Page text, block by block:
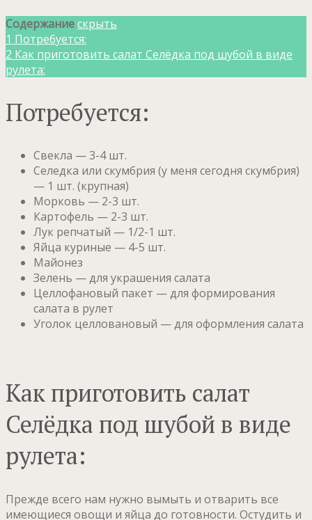
Содержаниескрыть
1 Потребуется:
2 Как приготовить салат Селёдка под шубой в виде
рулета:
Потребуется:
Свекла — 3-4 шт.
Селедка или скумбрия (у меня сегодня скумбрия)
— 1 шт. (крупная)
Морковь — 2-3 шт.
Картофель — 2-3 шт.
Лук репчатый — 1/2-1 шт.
Яйца куриные — 4-5 шт.
Майонез
Зелень — для украшения салата
Целлофановый пакет — для формирования
салата в рулет
Уголок целловановый — для оформления салата
Как приготовить салат
Селёдка под шубой в виде
рулета:
Прежде всего нам нужно вымыть и отварить все
имеющиеся овощи и яйца до готовности. Остудить и